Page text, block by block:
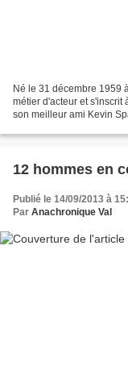
Né le 31 décembre 1959
métier d'acteur et s'inscrit
son meilleur ami Kevin
12 hommes en
Publié le 14/09/2013 à
Par Anachronique Val